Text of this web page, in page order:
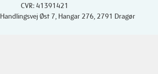
CVR: 41391421
, Handlingsvej Øst 7, Hangar 276, 2791 Dragør